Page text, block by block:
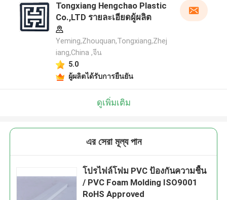
Tongxiang Hengchao Plastic
Co.,LTD รายละเอียดผู้ผลิต
Yeming,Zhouquan,Tongxiang,Zhej
iang,China ,จีน
5.0
ผู้ผลิตได้รับการยืนยัน
ดูเพิ่มเติม
এর সেরা মূল্য পান
โปรไฟล์โฟม PVC ป้องกันความชื้น
/ PVC Foam Molding ISO9001
RoHS Approved